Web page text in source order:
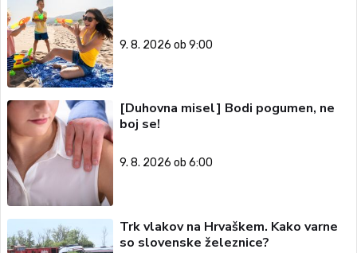
9. 8. 2026 ob 9:00
[Duhovna misel] Bodi pogumen, ne
boj se!
9. 8. 2026 ob 6:00
Trk vlakov na Hrvaškem. Kako varne
so slovenske železnice?